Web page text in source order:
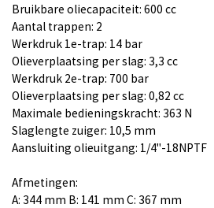
Bruikbare oliecapaciteit: 600 cc
Aantal trappen: 2
Werkdruk 1e-trap: 14 bar
Olieverplaatsing per slag: 3,3 cc
Werkdruk 2e-trap: 700 bar
Olieverplaatsing per slag: 0,82 cc
Maximale bedieningskracht: 363 N
Slaglengte zuiger: 10,5 mm
Aansluiting olieuitgang: 1/4"-18NPTF
Afmetingen:
A: 344 mm B: 141 mm C: 367 mm